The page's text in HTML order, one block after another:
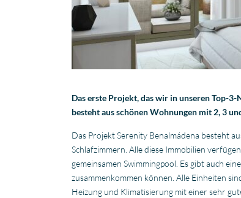
Das erste Projekt, das wir in unseren Top-
besteht aus schönen Wohnungen mit 2, 3
Das Projekt Serenity Benalmádena besteht
Schlafzimmern. Alle diese Immobilien
gemeinsamen Swimmingpool. Es gibt auch
zusammenkommen können. Alle Einheiten
Heizung und Klimatisierung mit einer sehr